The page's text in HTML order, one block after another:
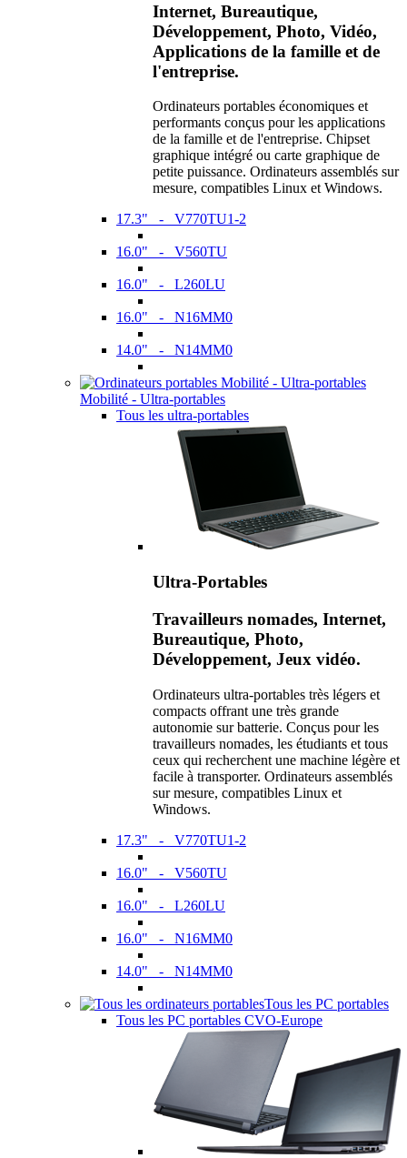
Internet, Bureautique,
Développement, Photo, Vidéo,
Applications de la famille et de
l'entreprise.
Ordinateurs portables économiques et
performants conçus pour les applications
de la famille et de l'entreprise. Chipset
graphique intégré ou carte graphique de
petite puissance. Ordinateurs assemblés sur
mesure, compatibles Linux et Windows.
17.3" - V770TU1-2
16.0" - V560TU
16.0" - L260LU
16.0" - N16MM0
14.0" - N14MM0
Mobilité - Ultra-portables
Tous les ultra-portables
Ultra-Portables
Travailleurs nomades, Internet,
Bureautique, Photo,
Développement, Jeux vidéo.
Ordinateurs ultra-portables très légers et
compacts offrant une très grande
autonomie sur batterie. Conçus pour les
travailleurs nomades, les étudiants et tous
ceux qui recherchent une machine légère et
facile à transporter. Ordinateurs assemblés
sur mesure, compatibles Linux et
Windows.
17.3" - V770TU1-2
16.0" - V560TU
16.0" - L260LU
16.0" - N16MM0
14.0" - N14MM0
Tous les PC portables
Tous les PC portables CVO-Europe